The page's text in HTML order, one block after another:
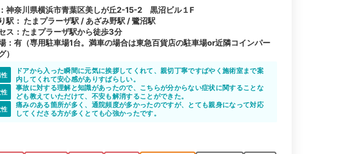
神奈川県横浜市青葉区美しが丘2-15-2 黒沼ビル１F
駅： たまプラーザ駅 / あざみ野駅 / 鷺沼駅
ス：たまプラーザ駅から徒歩3分
：有（専用駐車場1台。満車の場合は東急百貨店の駐車場or近隣コインパー
）
ドアから入った瞬間に元気に挨拶してくれて、親切丁寧ですばやく施術室まで案
内してくれて安心感がありすばらしい。
事故に対する理解と知識があったので、こちらが分からない症状に関することな
ども教えていただけて、不安も解消することができた。
痛みのある箇所が多く、通院頻度が多かったのですが、とても親身になって対応
してくださる方が多くとても心強かったです。